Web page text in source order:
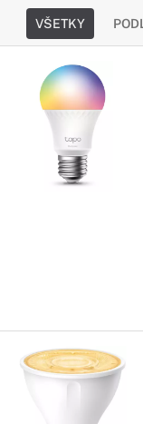
VŠETKY